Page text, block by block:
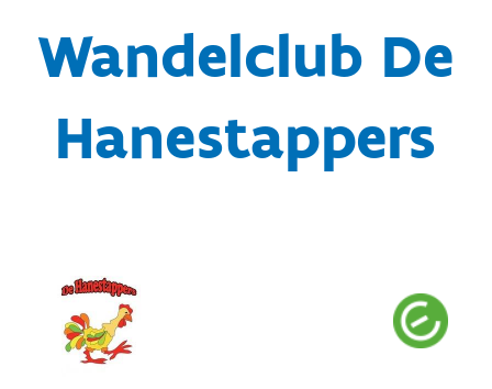
Wandelclub De
Hanestappers